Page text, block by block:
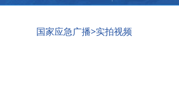
国家应急广播>实拍视频